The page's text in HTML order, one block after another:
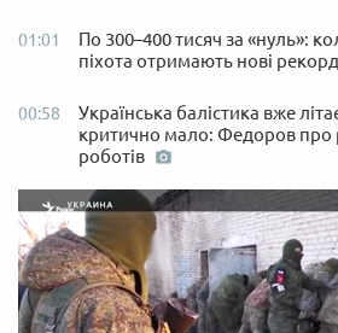
01:01
По 300–400 тисяч за «нуль»:
піхота отримають нові
00:58
Українська балістика вже
критично мало: Федоров про
роботів